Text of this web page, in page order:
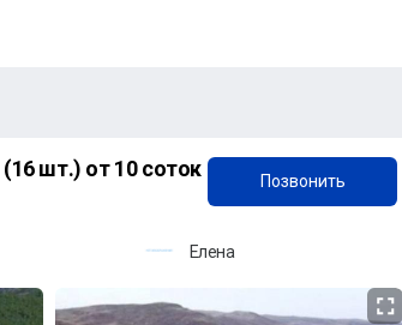
+7 (911) 906-19-40Позвонить
Елена